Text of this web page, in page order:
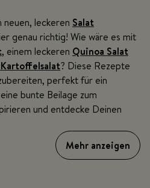
neuen, leckeren Salat
genau richtig! Wie wäre es mit
, einem leckeren Quinoa Salat
Kartoffelsalat? Diese Rezepte
perfekt für ein
bunte Beilage zum
und entdecke Deinen
Mehr anzeigen